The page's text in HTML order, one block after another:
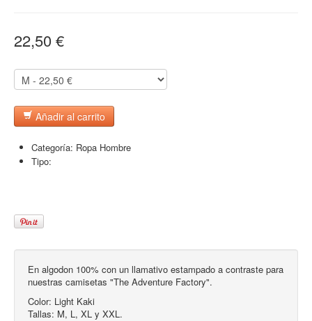
22,50 €
Añadir al carrito
Categoría: Ropa Hombre
Tipo:
En algodon 100% con un llamativo estampado a contraste para
nuestras camisetas "The Adventure Factory".
Color: Light Kaki
Tallas: M, L, XL y XXL.